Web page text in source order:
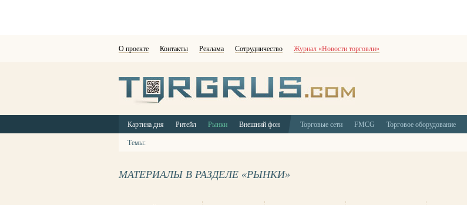
О проекте Контакты Реклама Сотрудничество Журнал «Новости торговли»
Картина дня Ритейл Рынки Внешний фон Торговые сети FMCG Торговое оборудование
Темы:
МАТЕРИАЛЫ В РАЗДЕЛЕ «РЫНКИ»